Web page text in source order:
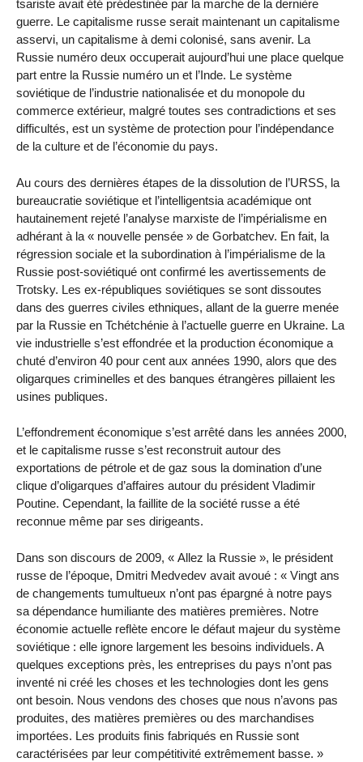
tsariste avait été prédestinée par la marche de la dernière
guerre. Le capitalisme russe serait maintenant un capitalisme
asservi, un capitalisme à demi colonisé, sans avenir. La
Russie numéro deux occuperait aujourd’hui une place quelque
part entre la Russie numéro un et l’Inde. Le système
soviétique de l’industrie nationalisée et du monopole du
commerce extérieur, malgré toutes ses contradictions et ses
difficultés, est un système de protection pour l’indépendance
de la culture et de l’économie du pays.
Au cours des dernières étapes de la dissolution de l’URSS, la
bureaucratie soviétique et l’intelligentsia académique ont
hautainement rejeté l’analyse marxiste de l’impérialisme en
adhérant à la « nouvelle pensée » de Gorbatchev. En fait, la
régression sociale et la subordination à l’impérialisme de la
Russie post-soviétiqué ont confirmé les avertissements de
Trotsky. Les ex-républiques soviétiques se sont dissoutes
dans des guerres civiles ethniques, allant de la guerre menée
par la Russie en Tchétchénie à l’actuelle guerre en Ukraine. La
vie industrielle s’est effondrée et la production économique a
chuté d’environ 40 pour cent aux années 1990, alors que des
oligarques criminelles et des banques étrangères pillaient les
usines publiques.
L’effondrement économique s’est arrêté dans les années 2000,
et le capitalisme russe s’est reconstruit autour des
exportations de pétrole et de gaz sous la domination d’une
clique d’oligarques d’affaires autour du président Vladimir
Poutine. Cependant, la faillite de la société russe a été
reconnue même par ses dirigeants.
Dans son discours de 2009, « Allez la Russie », le président
russe de l’époque, Dmitri Medvedev avait avoué : « Vingt ans
de changements tumultueux n’ont pas épargné à notre pays
sa dépendance humiliante des matières premières. Notre
économie actuelle reflète encore le défaut majeur du système
soviétique : elle ignore largement les besoins individuels. A
quelques exceptions près, les entreprises du pays n’ont pas
inventé ni créé les choses et les technologies dont les gens
ont besoin. Nous vendons des choses que nous n’avons pas
produites, des matières premières ou des marchandises
importées. Les produits finis fabriqués en Russie sont
caractérisées par leur compétitivité extrêmement basse. »